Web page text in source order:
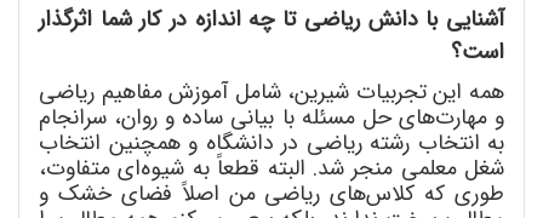
آشنایی با دانش ریاضی تا چه اندازه در کار شما اثرگذار
است؟
همه این تجربیات شیرین، شامل آموزش مفاهیم ریاضی
و مهارتهای حل مسئله با بیانی ساده و روان، سرانجام
به انتخاب رشته ریاضی در دانشگاه و همچنین انتخاب
شغل معلمی منجر شد. البته قطعاً به شیوهای متفاوت،
طوری که کلاسهای ریاضی من اصلاً فضای خشک و